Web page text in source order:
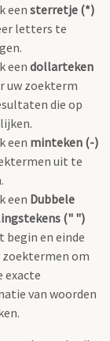
eensterretje (*)
letters te
eendollarteken
uw zoekterm
die op
een minteken (-)
uit te
een Dubbele
(" ")
begin en einde
zoektermen om
exacte
van woorden